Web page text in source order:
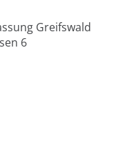
Greifswald
6